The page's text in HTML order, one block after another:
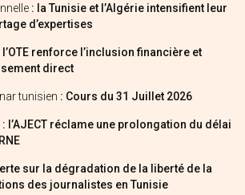
: la Tunisie et l’Algérie intensifient leur
d’expertises
l’OTE renforce l’inclusion financière et
direct
tunisien : Cours du 31 Juillet 2026
: l’AJECT réclame une prolongation du délai
sur la dégradation de la liberté de la
des journalistes en Tunisie